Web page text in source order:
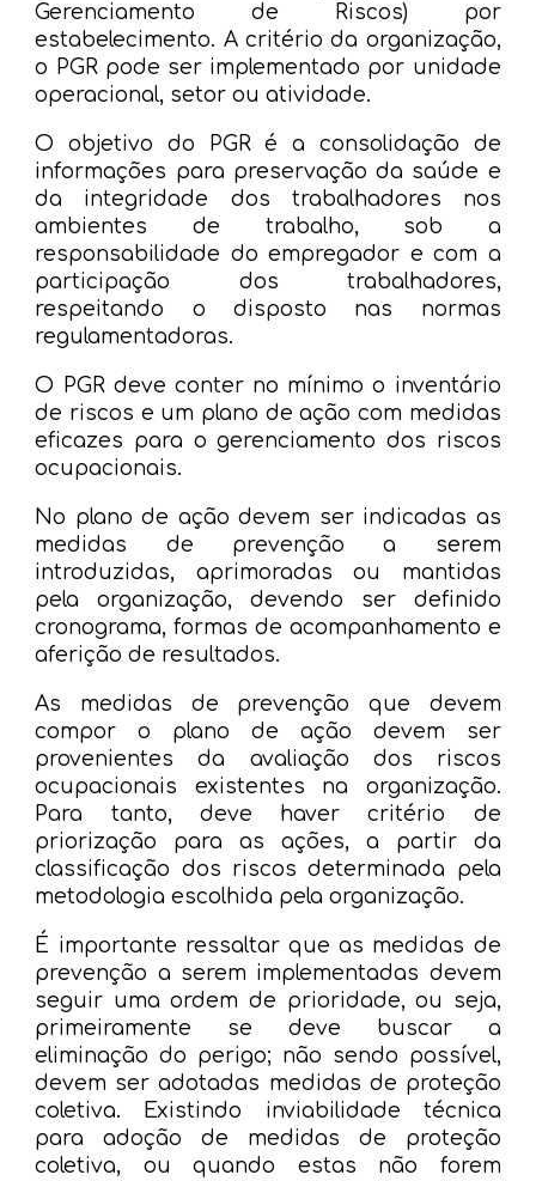
Gerenciamento de Riscos) por
estabelecimento. A critério da organização,
o PGR pode ser implementado por unidade
operacional, setor ou atividade.
O objetivo do PGR é a consolidação de
informações para preservação da saúde e
da integridade dos trabalhadores nos
ambientes de trabalho, sob a
responsabilidade do empregador e com a
participação dos trabalhadores,
respeitando o disposto nas normas
regulamentadoras.
O PGR deve conter no mínimo o inventário
de riscos e um plano de ação com medidas
eficazes para o gerenciamento dos riscos
ocupacionais.
No plano de ação devem ser indicadas as
medidas de prevenção a serem
introduzidas, aprimoradas ou mantidas
pela organização, devendo ser definido
cronograma, formas de acompanhamento e
aferição de resultados.
As medidas de prevenção que devem
compor o plano de ação devem ser
provenientes da avaliação dos riscos
ocupacionais existentes na organização.
Para tanto, deve haver critério de
priorização para as ações, a partir da
classificação dos riscos determinada pela
metodologia escolhida pela organização.
É importante ressaltar que as medidas de
prevenção a serem implementadas devem
seguir uma ordem de prioridade, ou seja,
primeiramente se deve buscar a
eliminação do perigo; não sendo possível,
devem ser adotadas medidas de proteção
coletiva. Existindo inviabilidade técnica
para adoção de medidas de proteção
coletiva, ou quando estas não forem